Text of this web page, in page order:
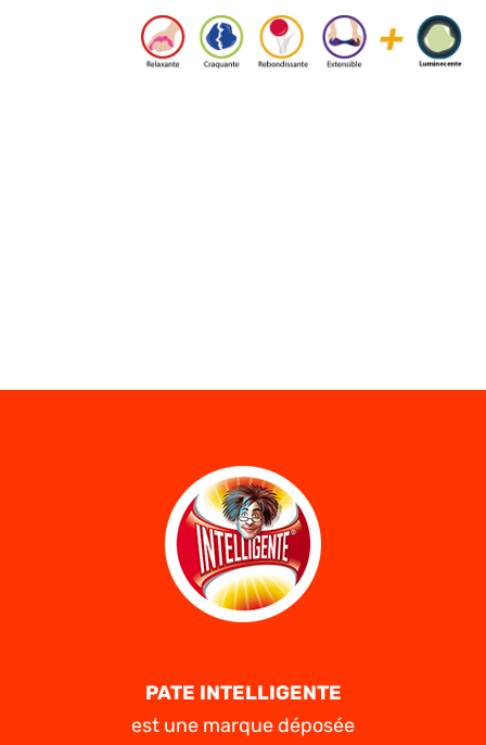
PATE INTELLIGENTE
est une marque déposée